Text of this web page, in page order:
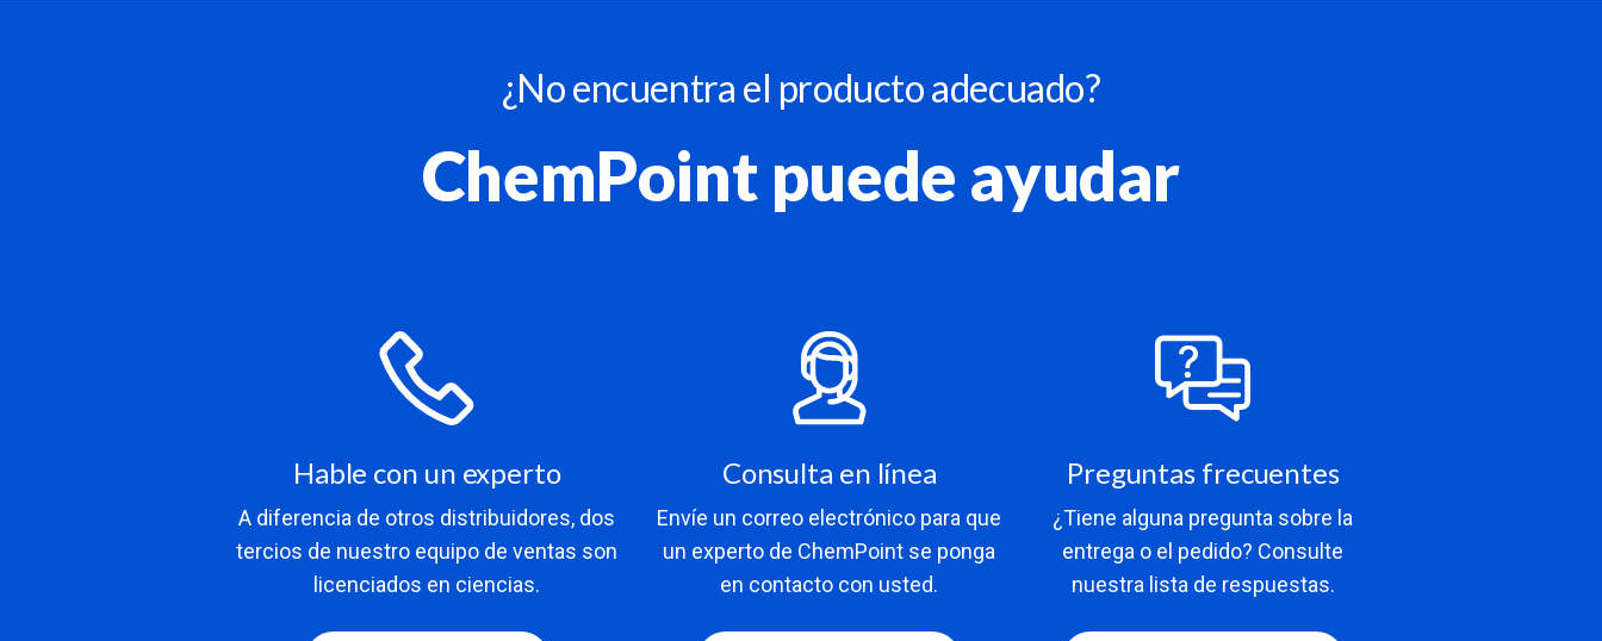
¿No encuentra el producto adecuado?
ChemPoint puede ayudar
Hable con un experto
A diferencia de otros distribuidores, dos
tercios de nuestro equipo de ventas son
licenciados en ciencias.
Consulta en línea
Envíe un correo electrónico para que
un experto de ChemPoint se ponga
en contacto con usted.
Preguntas frecuentes
¿Tiene alguna pregunta sobre la
entrega o el pedido? Consulte
nuestra lista de respuestas.